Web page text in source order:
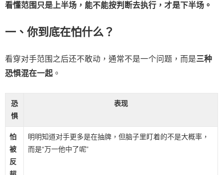
看懂范围只是上半场，能不能按判断去执行，才是下半场。
一、你到底在怕什么？
看穿对手范围之后还不敢动，通常不是一个问题，而是三种
恐惧混在一起 。
恐
惧
表现
怕
被
反
明明知道对手更多是在抽牌，但脑子里盯着的不是大概率，
而是“万一他中了呢”